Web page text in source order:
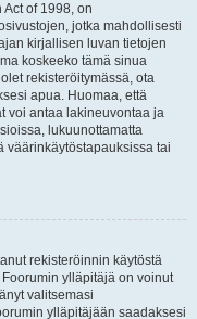
Act of 1998, on
jotka mahdollisesti
kirjallisen luvan tietojen
koskeeko tämä sinua
rekisteröitymässä, ota
apua. Huomaa, että
voi antaa lakineuvontaa ja
lukuunottamatta
väärinkäytöstapauksissa tai
rekisteröinnin käytöstä
ylläpitäjä on voinut
valitsemasi
ylläpitäjään saadaksesi